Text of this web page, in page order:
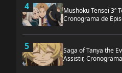
4
Mushoku Tensei 3ª
Cronograma de
5
Saga of Tanya the
Assistir,